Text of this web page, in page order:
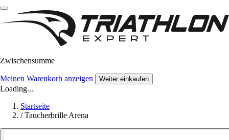
Zwischensumme
Meinen Warenkorb anzeigen Weiter einkaufen
Loading...
Startseite
/ Taucherbrille Arena